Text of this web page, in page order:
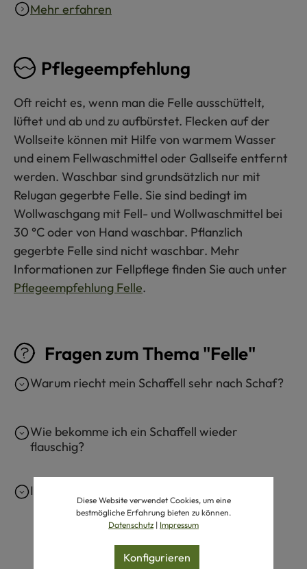
Mehr erfahren
Pflegeempfehlung
Oft reicht es, wenn man die Felle ausschüttelt,
lüftet und ab und zu aufbürstet. Flecken auf der
Wollseite können mit Hilfe von warmem Wasser
und einem Fellwaschmittel oder Gallseife entfernt
werden. Waschbar sind grundsätzlich nur mit
Relugan gegerbte Felle. Sie sind bedingt im
Wollwaschgang mit Fell- und Wollwaschmittel bei
30 °C oder von Hand waschbar. Pflanzlich
gegerbte Felle sind nicht waschbar. Mehr
Informationen zur Fellpflege finden Sie auch unter
Pflegeempfehlung Felle.
Fragen zum Thema "Felle"
Warum riecht mein Schaffell sehr nach Schaf?
Wie bekomme ich ein Schaffell wieder
flauschig?
Ist echtes Schaffell waschbar?
Diese Website verwendet Cookies, um eine
bestmögliche Erfahrung bieten zu können.
Datenschutz | Impressum
Konfigurieren